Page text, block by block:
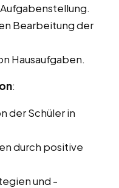
Bearbeitung der
Hausaufgaben.
:
der Schüler in
durch positive
und -